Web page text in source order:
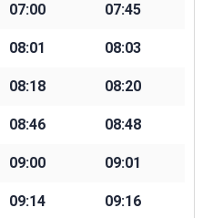
07:00 07:45
08:01 08:03
08:18 08:20
08:46 08:48
09:00 09:01
09:14 09:16